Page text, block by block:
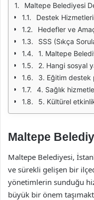
Maltepe Belediyesi
Destek
Hedefler ve
SSS (Sıkça
1. Maltepe
2. Hangi sosyal
3. Eğitim destek
4. Sağlık
5. Kültürel
Maltepe
Maltepe Belediyesi,
ve sürekli gelişen bir
yönetimlerin sunduğu
büyük bir önem